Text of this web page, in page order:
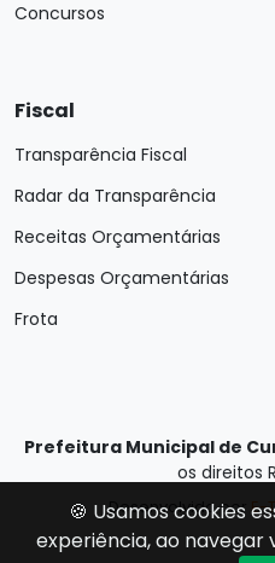
Concursos
Fiscal
Transparência Fiscal
Radar da Transparência
Receitas Orçamentárias
Despesas Orçamentárias
Frota
Prefeitura Municipal de
os direitos
Desenvolvido por E-
🍪 Usamos cookies
experiência, ao navegar